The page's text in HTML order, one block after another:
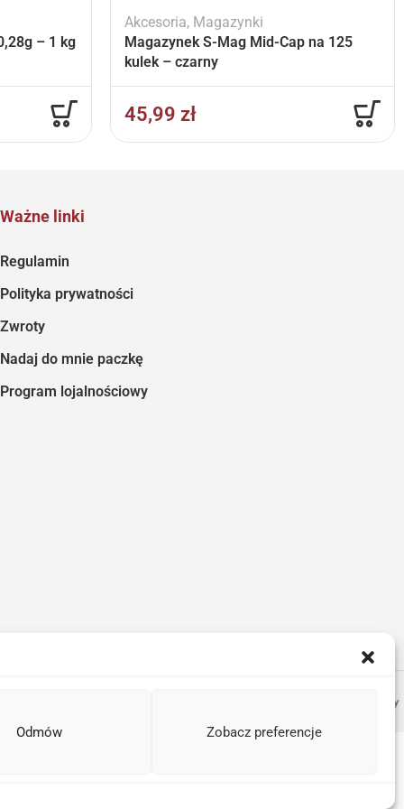
Odmów Zobacz preferencje
– 1 kg
Akcesoria, Magazynki
Magazynek S-Mag Mid-Cap na 125
kulek – czarny
45,99 zł
Ważne linki
Regulamin
Polityka prywatności
Zwroty
Nadaj do mnie paczkę
Program lojalnościowy